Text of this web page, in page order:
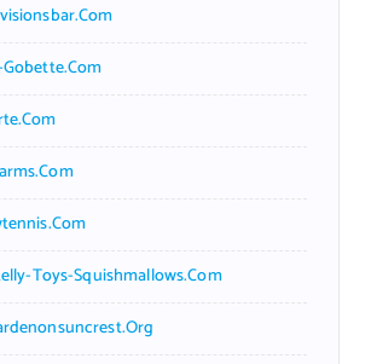
Gobette.com
Toys-Squishmallows.com